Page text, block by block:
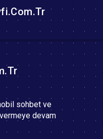
sohbet ve
devam